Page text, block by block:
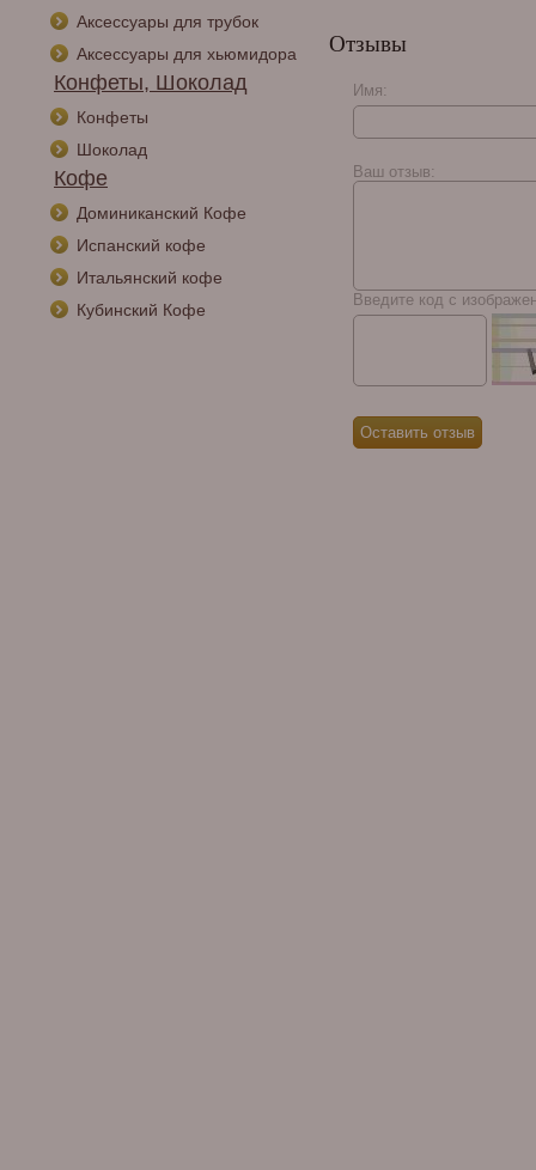
Аксессуары для трубок
Аксессуары для хьюмидора
Конфеты, Шоколад
Конфеты
Шоколад
Кофе
Доминиканский Кофе
Испанский кофе
Итальянский кофе
Кубинский Кофе
My Father La Gran
Oferta Toro Gordo
Отзывы
Имя:
Ваш отзыв:
Введите код с